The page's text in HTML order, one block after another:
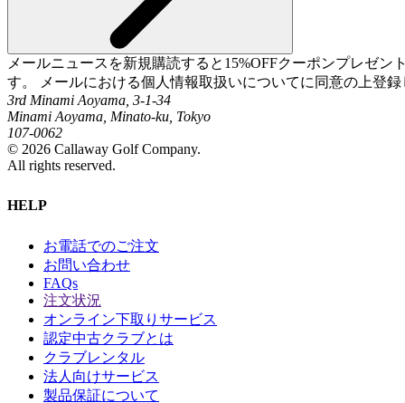
メールニュースを新規購読すると15%OFFクーポンプレゼ
す。 メールにおける個人情報取扱いについてに同意の上登
3rd Minami Aoyama, 3-1-34
Minami Aoyama, Minato-ku, Tokyo
107-0062
© 2026 Callaway Golf Company.
All rights reserved.
HELP
お電話でのご注文
お問い合わせ
FAQs
注文状況
オンライン下取りサービス
認定中古クラブとは
クラブレンタル
法人向けサービス
製品保証について